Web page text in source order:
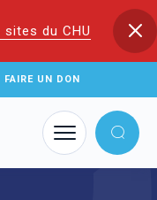
du CHU
FAIRE UN DON